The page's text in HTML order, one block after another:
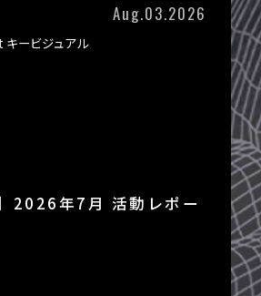
Aug.03.2026
2026年7月 活動レポー